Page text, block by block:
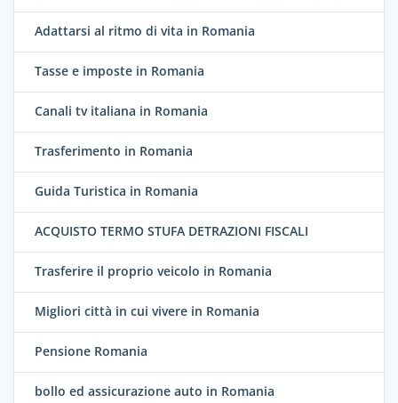
Adattarsi al ritmo di vita in Romania
Tasse e imposte in Romania
Canali tv italiana in Romania
Trasferimento in Romania
Guida Turistica in Romania
ACQUISTO TERMO STUFA DETRAZIONI FISCALI
Trasferire il proprio veicolo in Romania
Migliori città in cui vivere in Romania
Pensione Romania
bollo ed assicurazione auto in Romania